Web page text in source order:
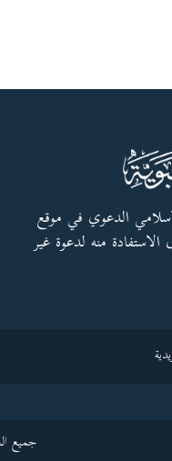
الدعوي في موقع
منه لدعوة غير
جميع